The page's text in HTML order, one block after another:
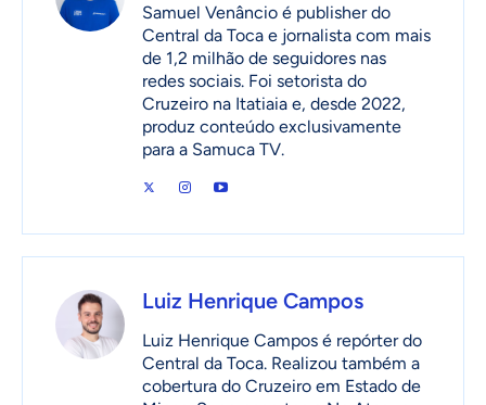
Samuel Venâncio é publisher do
Central da Toca e jornalista com mais
de 1,2 milhão de seguidores nas
redes sociais. Foi setorista do
Cruzeiro na Itatiaia e, desde 2022,
produz conteúdo exclusivamente
para a Samuca TV.
Luiz Henrique Campos
Luiz Henrique Campos é repórter do
Central da Toca. Realizou também a
cobertura do Cruzeiro em Estado de